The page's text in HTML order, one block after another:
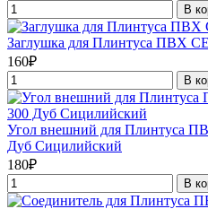
В
Заглушка для Плинтуса ПВХ
160₽
В
Угол внешний для Плинтуса
Дуб Сицилийский
180₽
В